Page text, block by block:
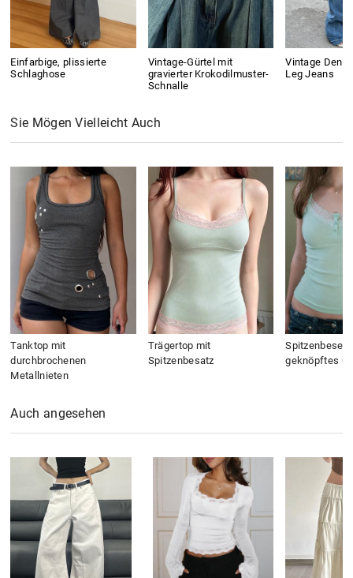
Einfarbige, plissierte
Schlaghose
Vintage-Gürtel mit
gravierter Krokodilmuster-
Schnalle
Vintage
Leg Jeans
Sie Mögen Vielleicht Auch
Tanktop mit
durchbrochenen
Metallnieten
Trägertop mit
Spitzenbesatz
geknöpftes
Auch angesehen